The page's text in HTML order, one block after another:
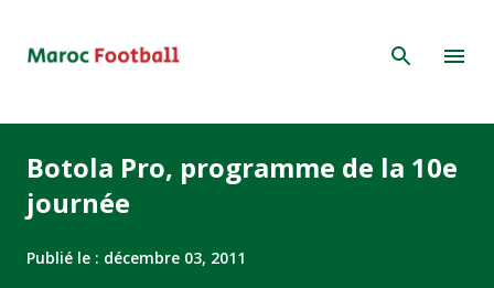
Botola Pro, programme de la 10e
journée
Publié le : décembre 03, 2011